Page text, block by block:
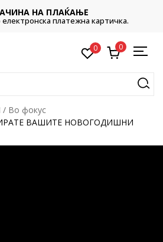
НА ПЛАЌАЊЕ
електронска платежна картичка.
0 0
Во фокус
ВАШИТЕ НОВОГОДИШНИ